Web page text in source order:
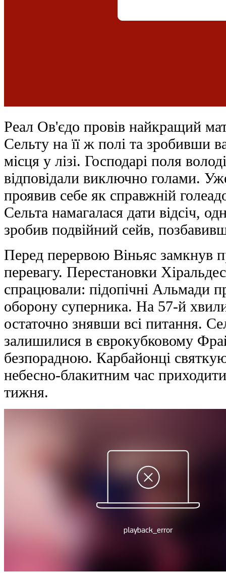
Реал Ов'єдо провів найкращий
Сельту на її ж полі та зробивши
місця у лізі. Господарі поля
відповідали виключно голами.
проявив себе як справжній
Сельта намагалася дати відсіч,
зробив подвійний сейв,
Перед перервою Віньяс замкнув
перевагу. Перестановки
спрацювали: підопічні Альмади
оборону суперника. На 57-й
остаточно знявши всі питання.
залишилися в єврокубковому
безпорадною. Карбайонці
небесно-блакитним час
тижня.